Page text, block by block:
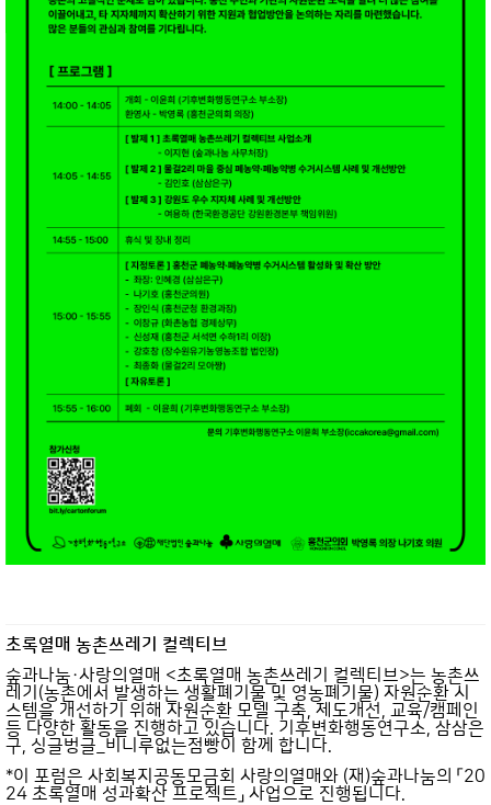
초록열매 농촌쓰레기 컬렉티브
숲과나눔·사랑의열매 <초록열매 농촌쓰레기 컬렉티브>는 농촌쓰
레기(농촌에서 발생하는 생활폐기물 및 영농폐기물) 자원순환 시
스템을 개선하기 위해 자원순환 모델 구축, 제도개선, 교육/캠페인
등 다양한 활동을 진행하고 있습니다. 기후변화행동연구소, 삼삼은
구, 싱글벙글_비니루없는점빵이 함께 합니다.
*이 포럼은 사회복지공동모금회 사랑의열매와 (재)숲과나눔의 「20
24 초록열매 성과확산 프로젝트」 사업으로 진행됩니다.